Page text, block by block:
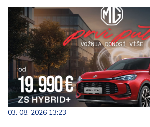
03. 08. 2026 13:23